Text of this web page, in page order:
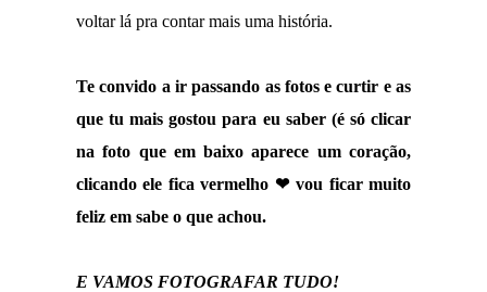
voltar lá pra contar mais uma história.
Te convido a ir passando as fotos e curtir e as
que tu mais gostou para eu saber (é só clicar
na foto que em baixo aparece um coração,
clicando ele fica vermelho ❤ vou ficar muito
feliz em sabe o que achou.
E VAMOS FOTOGRAFAR TUDO!